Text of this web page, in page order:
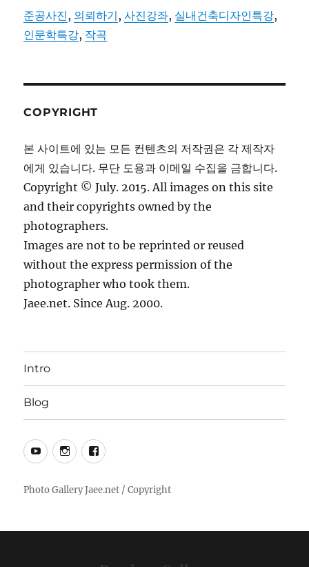
준공사진 , 의뢰하기 ,사진강좌, 실내건축디자인특강,
인문학특강, 작곡
COPYRIGHT
본 사이트에 있는 모든 컨텐츠의 저작권은 각 제작자
에게 있습니다. 무단 도용과 이메일 수집을 금합니다.
Copyright © July. 2015. All images on this site
and their copyrights owned by the
photographers.
Images are not to be reprinted or reused
without the express permission of the
photographer who took them.
Jaee.net. Since Aug. 2000.
Intro
Blog
YouTubeInstagramFacebook